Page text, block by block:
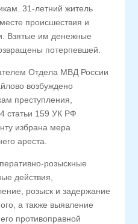
31-летний житель
происшествия и
Взятые им денежные
потерпевшей.
Отдела МВД России
возбуждено
преступления,
статьи 159 УК РФ
избрана мера
ареста.
розыскные
действия,
розыск и задержание
а также выявление
противоправной